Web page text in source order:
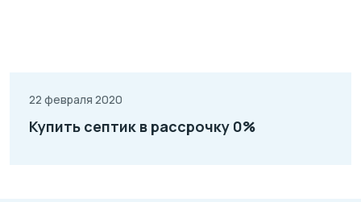
22 февраля 2020
Купить септик в рассрочку 0%